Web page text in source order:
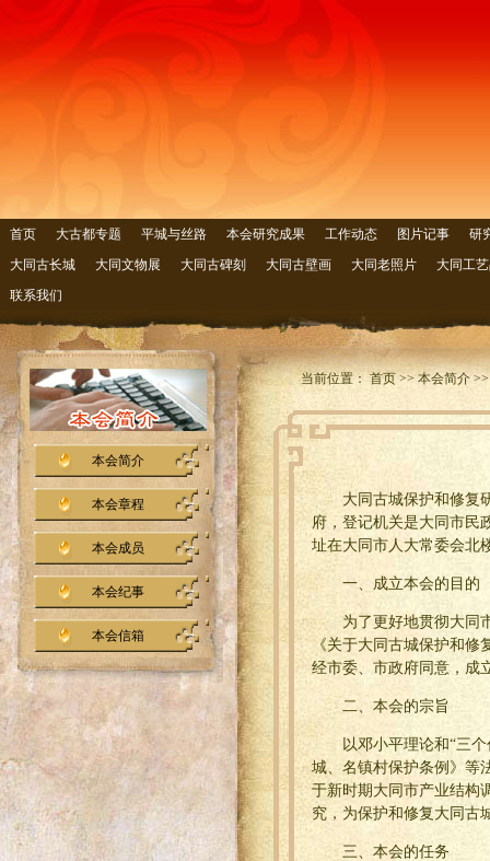
首页 大古都专题 平城与丝路 本会研究成果 工作动态 图片记事
研
大同古长城
大同文物展 大同古碑刻 大同古壁画 大同老照片
大同工
联系我们
本会简介
本会章程
本会成员
本会纪事
本会信箱
当前位置： 首页 >> 本会简介
大同古城保护和修复
府，登记机关是大同市民
址在大同市人大常委会北
一、成立本会的目的
为了更好地贯彻大同
《关于大同古城保护和修
经市委、市政府同意，成
二、本会的宗旨
以邓小平理论和“三
城、名镇村保护条例》等
于新时期大同市产业结构
究，为保护和修复大同古
三、本会的任务